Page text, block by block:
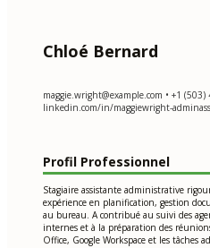
Chloé Bernard
maggie.wright@example.com • +1 (503)
linkedin.com/in/maggiewright-
Profil Professionnel
Stagiaire assistante administrative
expérience en planification, gestion
au bureau. A contribué au suivi des
internes et à la préparation des
Office, Google Workspace et les tâches